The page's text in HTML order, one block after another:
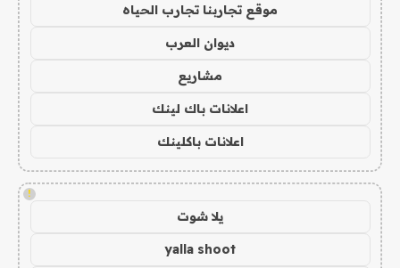
موقع تجاربنا تجارب الحياه
ديوان العرب
مشاريع
اعلانات باك لينك
اعلانات باكلينك
!
يلا شوت
yalla shoot